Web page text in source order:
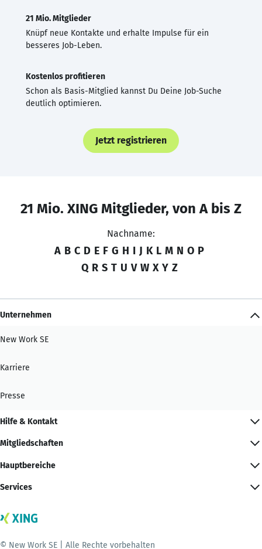
21 Mio. Mitglieder
Knüpf neue Kontakte und erhalte Impulse für ein
besseres Job-Leben.
Kostenlos profitieren
Schon als Basis-Mitglied kannst Du Deine Job-Suche
deutlich optimieren.
Jetzt registrieren
21 Mio. XING Mitglieder, von A bis Z
Nachname:
A B C D E F G H I J K L M N O P
Q R S T U V W X Y Z
Unternehmen
New Work SE
Karriere
Presse
Hilfe & Kontakt
Mitgliedschaften
Hauptbereiche
Services
© New Work SE | Alle Rechte vorbehalten